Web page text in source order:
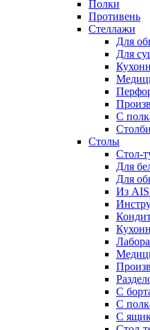
Полки
Противень
Стеллажи
Для
Для
С
Столы
Cтол-
Для
Для
Из
С
С
С